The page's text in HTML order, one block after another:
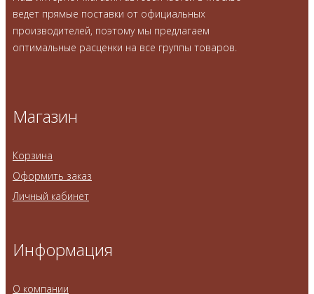
ведет прямые поставки от официальных
производителей, поэтому мы предлагаем
оптимальные расценки на все группы товаров.
Магазин
Корзина
Оформить заказ
Личный кабинет
Информация
О компании